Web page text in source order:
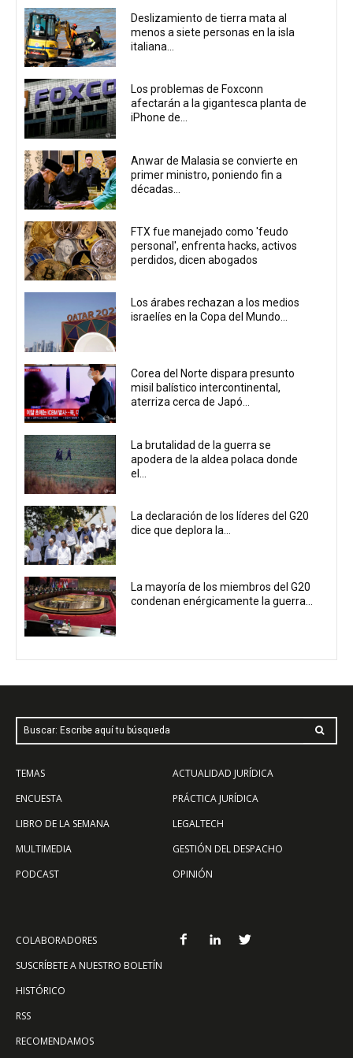
Deslizamiento de tierra mata al
menos a siete personas en la isla
italiana...
Los problemas de Foxconn
afectarán a la gigantesca planta de
iPhone de...
Anwar de Malasia se convierte en
primer ministro, poniendo fin a
décadas...
FTX fue manejado como 'feudo
personal', enfrenta hacks, activos
perdidos, dicen abogados
Los árabes rechazan a los medios
israelíes en la Copa del Mundo...
Corea del Norte dispara presunto
misil balístico intercontinental,
aterriza cerca de Japó...
La brutalidad de la guerra se
apodera de la aldea polaca donde
el...
La declaración de los líderes del G20
dice que deplora la...
La mayoría de los miembros del G20
condenan enérgicamente la guerra...
Buscar: Escribe aquí tu búsqueda
TEMAS
ENCUESTA
LIBRO DE LA SEMANA
MULTIMEDIA
PODCAST
ACTUALIDAD JURÍDICA
PRÁCTICA JURÍDICA
LEGALTECH
GESTIÓN DEL DESPACHO
OPINIÓN
COLABORADORES
SUSCRÍBETE A NUESTRO BOLETÍN
HISTÓRICO
RSS
RECOMENDAMOS